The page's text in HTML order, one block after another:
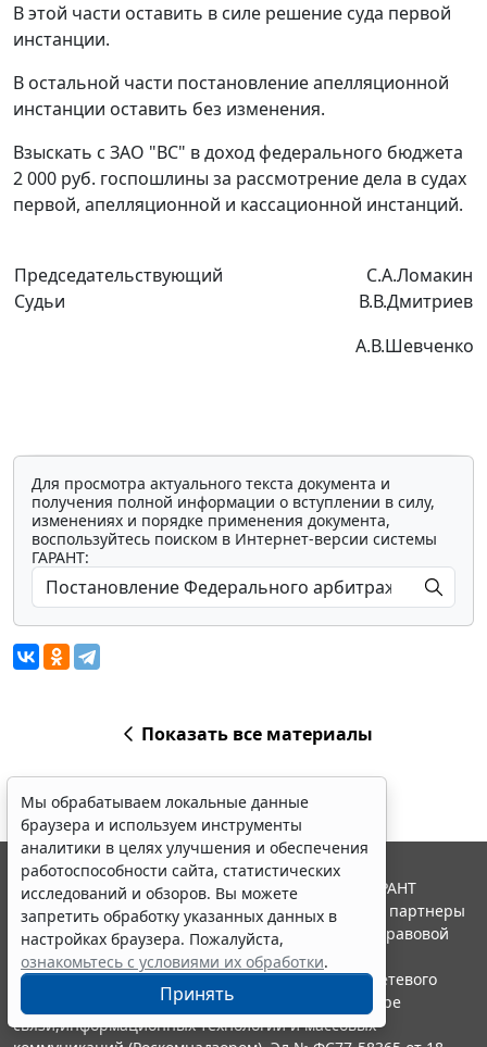
В этой части оставить в силе решение суда первой
инстанции.
В остальной части постановление апелляционной
инстанции оставить без изменения.
Взыскать с ЗАО "ВС" в доход федерального бюджета
2 000 руб. госпошлины за рассмотрение дела в судах
первой, апелляционной и кассационной инстанций.
Председательствующий
Судьи
С.А.Ломакин
В.В.Дмитриев
А.В.Шевченко
Для просмотра актуального текста документа и
получения полной информации о вступлении в силу,
изменениях и порядке применения документа,
воспользуйтесь поиском в Интернет-версии системы
ГАРАНТ:
Показать все материалы
Мы обрабатываем локальные данные
браузера и используем инструменты
аналитики в целях улучшения и обеспечения
работоспособности сайта, статистических
исследований и обзоров. Вы можете
запретить обработку указанных данных в
настройках браузера. Пожалуйста,
ознакомьтесь с условиями их обработки.
Принять
© ООО "НПП "ГАРАНТ-СЕРВИС", 2026. Система ГАРАНТ
выпускается с 1990 года. Компания "Гарант" и ее партнеры
являются участниками Российской ассоциации правовой
информации ГАРАНТ.
Портал ГАРАНТ.РУ зарегистрирован в качестве сетевого
издания Федеральной службой по надзору в сфере
связи,информационных технологий и массовых